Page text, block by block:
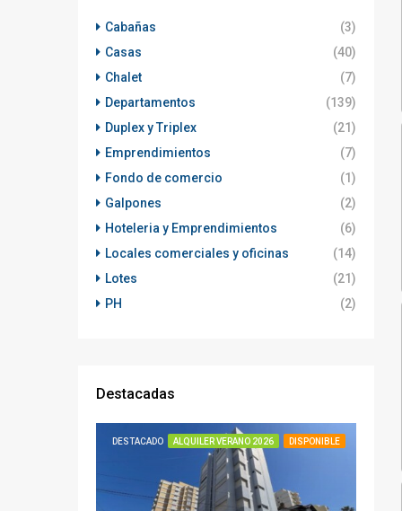
Cabañas
(3)
Casas
(40)
Chalet
(7)
Departamentos
(139)
Duplex y Triplex
(21)
Emprendimientos
(7)
Fondo de comercio
(1)
Galpones
(2)
Hoteleria y Emprendimientos
(6)
Locales comerciales y oficinas
(14)
Lotes
(21)
PH
(2)
Destacadas
DESTACADO ALQUILER VERANO 2026 DISPONIBLE